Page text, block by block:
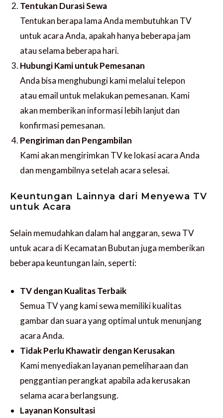
Tentukan Durasi Sewa
Tentukan berapa lama Anda membutuhkan TV
untuk acara Anda, apakah hanya beberapa jam
atau selama beberapa hari.
Hubungi Kami untuk Pemesanan
Anda bisa menghubungi kami melalui telepon
atau email untuk melakukan pemesanan. Kami
akan memberikan informasi lebih lanjut dan
konfirmasi pemesanan.
Pengiriman dan Pengambilan
Kami akan mengirimkan TV ke lokasi acara Anda
dan mengambilnya setelah acara selesai.
Keuntungan Lainnya dari Menyewa TV
untuk Acara
Selain memudahkan dalam hal anggaran, sewa TV
untuk acara di Kecamatan Bubutan juga memberikan
beberapa keuntungan lain, seperti:
TV dengan Kualitas Terbaik
Semua TV yang kami sewa memiliki kualitas
gambar dan suara yang optimal untuk menunjang
acara Anda.
Tidak Perlu Khawatir dengan Kerusakan
Kami menyediakan layanan pemeliharaan dan
penggantian perangkat apabila ada kerusakan
selama acara berlangsung.
Layanan Konsultasi